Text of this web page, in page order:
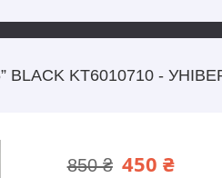
KT6010710 -
850 ₴ 450 ₴